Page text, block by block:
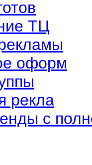
ТЦ
оформ
рекла
с